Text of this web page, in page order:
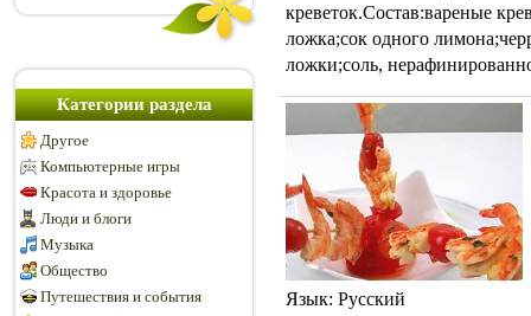
Категории раздела
Другое
Компьютерные игры
Красота и здоровье
Люди и блоги
Музыка
Общество
Путешествия и события
креветок.Состав:вареные
ложка;сок одного
ложки;соль,
Язык: Русский